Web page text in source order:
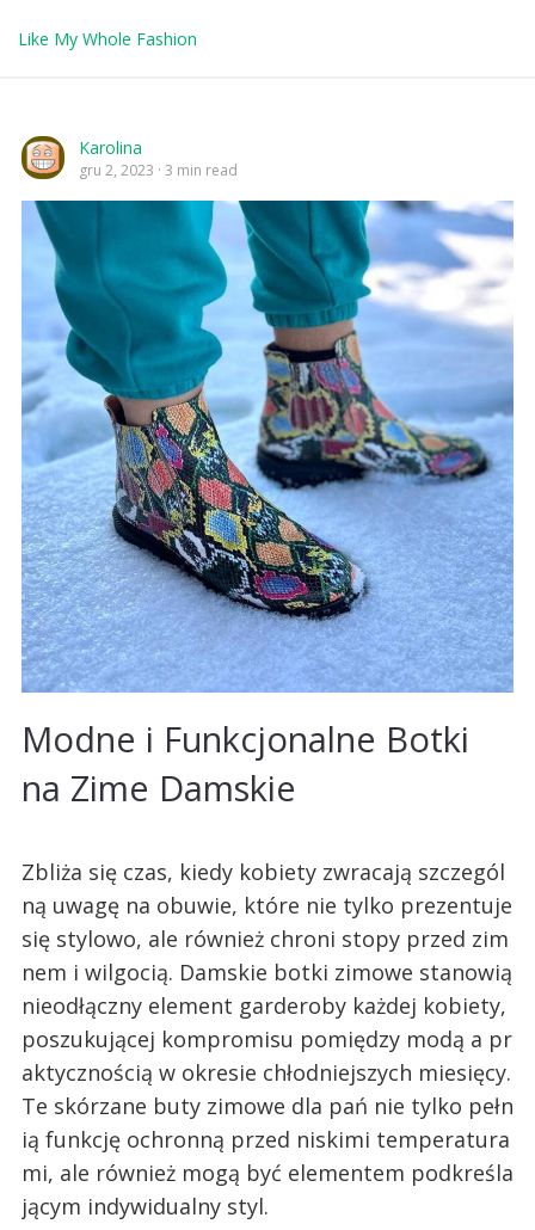
Like My Whole Fashion
Karolina
gru 2, 2023 3 min read
Modne i Funkcjonalne Botki
na Zime Damskie
Zbliża się czas, kiedy kobiety zwracają szczegól
ną uwagę na obuwie, które nie tylko prezentuje
się stylowo, ale również chroni stopy przed zim
nem i wilgocią. Damskie botki zimowe stanowią
nieodłączny element garderoby każdej kobiety,
poszukującej kompromisu pomiędzy modą a pr
aktycznością w okresie chłodniejszych miesięcy.
Te skórzane buty zimowe dla pań nie tylko pełn
ią funkcję ochronną przed niskimi temperatura
mi, ale również mogą być elementem podkreśla
jącym indywidualny styl.